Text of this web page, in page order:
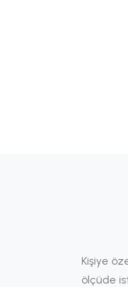
Kişiye
ölçüde